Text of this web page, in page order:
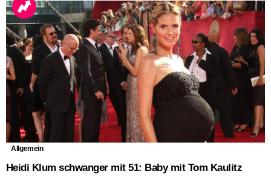
Allgemein
Heidi Klum schwanger mit 51: Baby mit Tom Kaulitz